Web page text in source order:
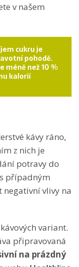
v našem
cukru je
pohodě.
méně než 10 %
kalorií
kávy ráno,
z nich je
potravy do
případným
vlivy na
variant.
připravovaná
na prázdný